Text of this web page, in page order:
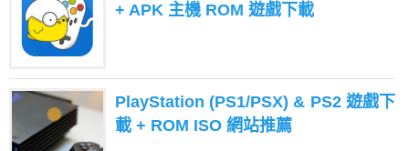
+ APK 主機 ROM 遊戲下載
PlayStation (PS1/PSX) & PS2 遊戲下
載 + ROM ISO 網站推薦